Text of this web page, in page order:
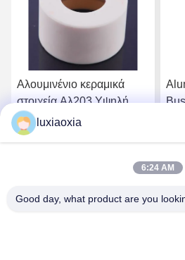
Αλουμινένιο κεραμικά
στοιχεία Αλ203 Υψηλή
ηλεκτρική μόνωση
luxiaoxia
6:24 AM
Good day, what product are you